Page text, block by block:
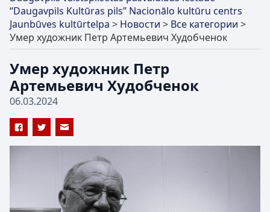
“Daugavpils Kultūras pils” Nacionālo kultūru centrs
Jaunbūves kultūrtelpa > Новости > Все категории >
Умер художник Петр Артемьевич Худобченок
Умер художник Петр
Артемьевич Худобченок
06.03.2024